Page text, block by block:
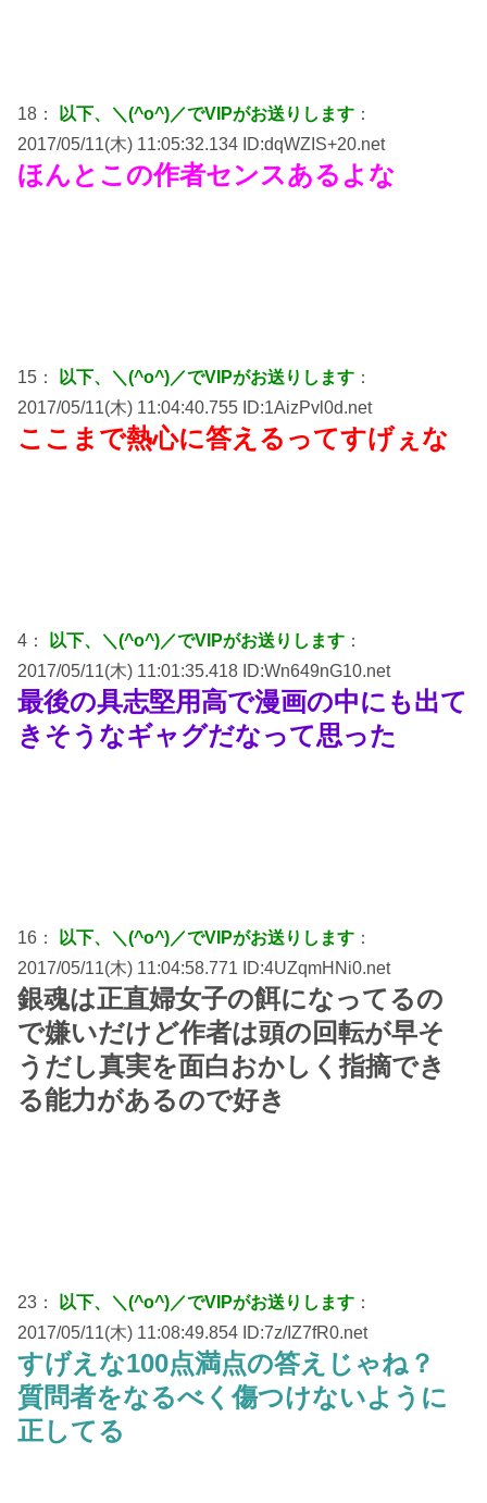
18： 以下、＼(^o^)／でVIPがお送りします ：
2017/05/11(木) 11:05:32.134 ID:dqWZIS+20.net
ほんとこの作者センスあるよな
15： 以下、＼(^o^)／でVIPがお送りします ：
2017/05/11(木) 11:04:40.755 ID:1AizPvl0d.net
ここまで熱心に答えるってすげぇな
4： 以下、＼(^o^)／でVIPがお送りします ：
2017/05/11(木) 11:01:35.418 ID:Wn649nG10.net
最後の具志堅用高で漫画の中にも出て
きそうなギャグだなって思った
16： 以下、＼(^o^)／でVIPがお送りします ：
2017/05/11(木) 11:04:58.771 ID:4UZqmHNi0.net
銀魂は正直婦女子の餌になってるの
で嫌いだけど作者は頭の回転が早そ
うだし真実を面白おかしく指摘でき
る能力があるので好き
23： 以下、＼(^o^)／でVIPがお送りします ：
2017/05/11(木) 11:08:49.854 ID:7z/IZ7fR0.net
すげえな100点満点の答えじゃね？
質問者をなるべく傷つけないように
正してる